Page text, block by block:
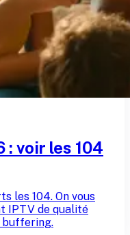
: voir les 104
les 104. On vous
IPTV de qualité
buffering.